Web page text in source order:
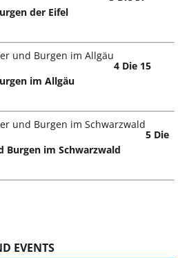
der Eifel
4 Die 15
im Allgäu
5 Die
Burgen im Schwarzwald
EVENTS